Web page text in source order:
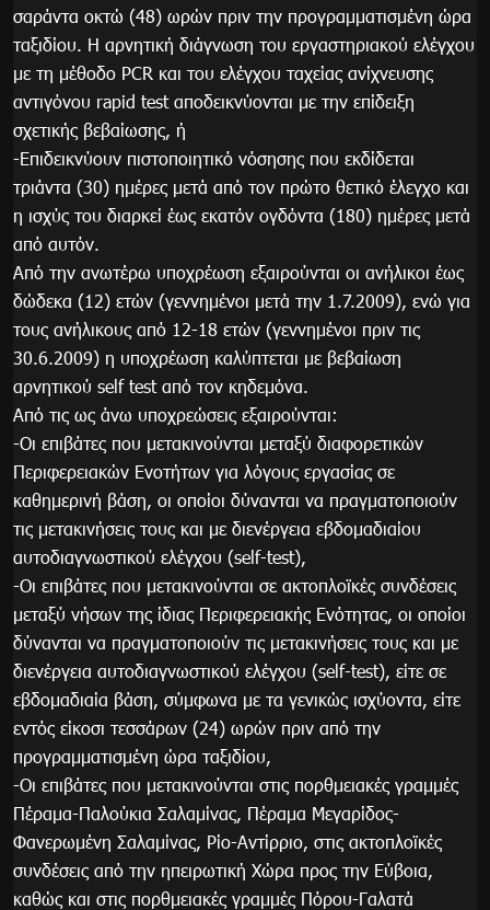
σαράντα οκτώ (48) ωρών πριν την προγραμματισμένη ώρα
ταξιδίου. Η αρνητική διάγνωση του εργαστηριακού ελέγχου
με τη μέθοδο PCR και του ελέγχου ταχείας ανίχνευσης
αντιγόνου rapid test αποδεικνύονται με την επίδειξη
σχετικής βεβαίωσης, ή
-Επιδεικνύουν πιστοποιητικό νόσησης που εκδίδεται
τριάντα (30) ημέρες μετά από τον πρώτο θετικό έλεγχο και
η ισχύς του διαρκεί έως εκατόν ογδόντα (180) ημέρες μετά
από αυτόν.
Από την ανωτέρω υποχρέωση εξαιρούνται οι ανήλικοι έως
δώδεκα (12) ετών (γεννημένοι μετά την 1.7.2009), ενώ για
τους ανήλικους από 12-18 ετών (γεννημένοι πριν τις
30.6.2009) η υποχρέωση καλύπτεται με βεβαίωση
αρνητικού self test από τον κηδεμόνα.
Από τις ως άνω υποχρεώσεις εξαιρούνται:
-Οι επιβάτες που μετακινούνται μεταξύ διαφορετικών
Περιφερειακών Ενοτήτων για λόγους εργασίας σε
καθημερινή βάση, οι οποίοι δύνανται να πραγματοποιούν
τις μετακινήσεις τους και με διενέργεια εβδομαδιαίου
αυτοδιαγνωστικού ελέγχου (self-test),
-Οι επιβάτες που μετακινούνται σε ακτοπλοϊκές συνδέσεις
μεταξύ νήσων της ίδιας Περιφερειακής Ενότητας, οι οποίοι
δύνανται να πραγματοποιούν τις μετακινήσεις τους και με
διενέργεια αυτοδιαγνωστικού ελέγχου (self-test), είτε σε
εβδομαδιαία βάση, σύμφωνα με τα γενικώς ισχύοντα, είτε
εντός είκοσι τεσσάρων (24) ωρών πριν από την
προγραμματισμένη ώρα ταξιδίου,
-Οι επιβάτες που μετακινούνται στις πορθμειακές γραμμές
Πέραμα-Παλούκια Σαλαμίνας, Πέραμα Μεγαρίδος-
Φανερωμένη Σαλαμίνας, Ρίο-Αντίρριο, στις ακτοπλοϊκές
συνδέσεις από την ηπειρωτική Χώρα προς την Εύβοια,
καθώς και στις πορθμειακές γραμμές Πόρου-Γαλατά